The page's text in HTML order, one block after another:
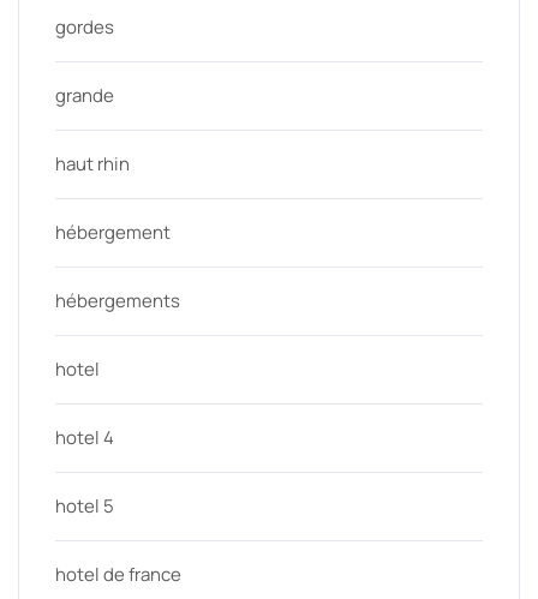
gordes
grande
haut rhin
hébergement
hébergements
hotel
hotel 4
hotel 5
hotel de france